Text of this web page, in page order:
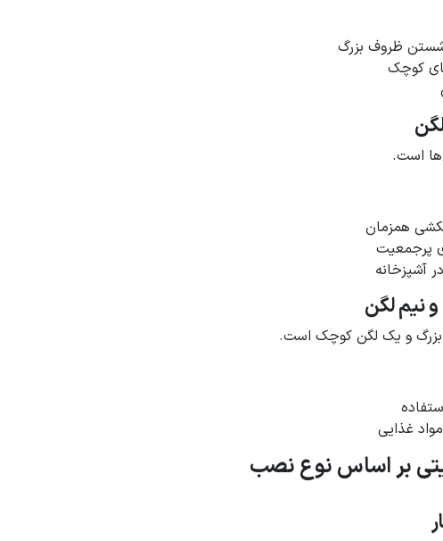
ظروف بزرگ
کوچک
است.
همزمان
پرجمعیت
آشپزخانه
نیم لگن
بزرگ و یک لگن کوچک است.
غذایی
بر اساس نوع نصب